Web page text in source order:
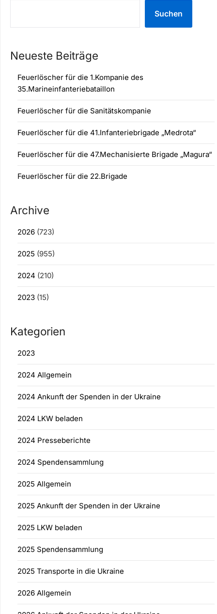
Suchen
Neueste Beiträge
Feuerlöscher für die 1.Kompanie des
35.Marineinfanteriebataillon
Feuerlöscher für die Sanitätskompanie
Feuerlöscher für die 41.Infanteriebrigade „Medrota“
Feuerlöscher für die 47.Mechanisierte Brigade „Magura“
Feuerlöscher für die 22.Brigade
Archive
2026 (723)
2025 (955)
2024 (210)
2023 (15)
Kategorien
2023
2024 Allgemein
2024 Ankunft der Spenden in der Ukraine
2024 LKW beladen
2024 Presseberichte
2024 Spendensammlung
2025 Allgemein
2025 Ankunft der Spenden in der Ukraine
2025 LKW beladen
2025 Spendensammlung
2025 Transporte in die Ukraine
2026 Allgemein